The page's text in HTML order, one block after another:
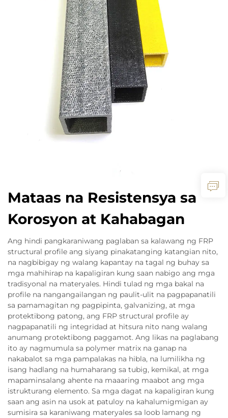
Mataas na Resistensya sa
Korosyon at Kahabagan
Ang hindi pangkaraniwang paglaban sa kalawang ng FRP
structural profile ang siyang pinakatanging katangian nito,
na nagbibigay ng walang kapantay na tagal ng buhay sa
mga mahihirap na kapaligiran kung saan nabigo ang mga
tradisyonal na materyales. Hindi tulad ng mga bakal na
profile na nangangailangan ng paulit-ulit na pagpapanatili
sa pamamagitan ng pagpipinta, galvanizing, at mga
protektibong patong, ang FRP structural profile ay
nagpapanatili ng integridad at hitsura nito nang walang
anumang protektibong paggamot. Ang likas na paglabang
ito ay nagmumula sa polymer matrix na ganap na
nakabalot sa mga pampalakas na hibla, na lumilikha ng
isang hadlang na humaharang sa tubig, kemikal, at mga
mapaminsalang ahente na maaaring maabot ang mga
istrukturang elemento. Sa mga dagat na kapaligiran kung
saan ang asin na usok at patuloy na kahalumigmigan ay
sumisira sa karaniwang materyales sa loob lamang ng